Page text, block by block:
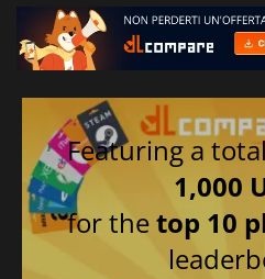
Featuring a
1,000
for thetop 10